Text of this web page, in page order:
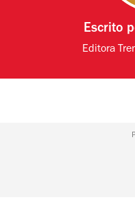
Escrito
Editora